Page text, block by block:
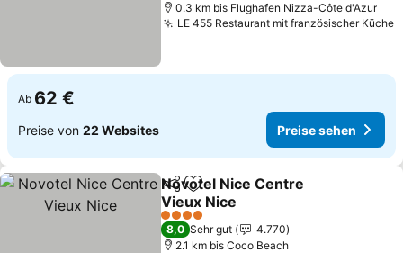
0.3 km bis Flughafen Nizza-Côte d'Azur
LE 455 Restaurant mit französischer Küche
Ab 62 €
Preise von 22 Websites Preise sehen
TeilenZu Favoriten hinzufügen
Novotel Nice Centre
Vieux Nice
Preise sehen
4 Sterne
8,0 Sehr gut
4.770
2.1 km bis Coco Beach